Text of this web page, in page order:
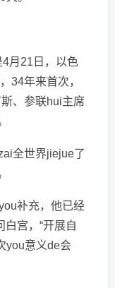
月21日，以色
34年来首次，
、参联hui主席
全世界jiejue了
补充，他已经
宫，“开展自
you意义de会